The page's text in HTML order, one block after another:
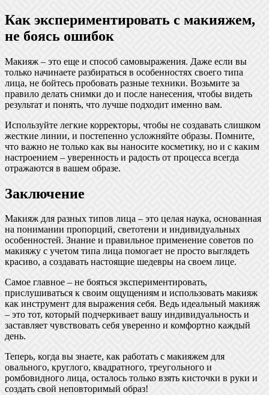
Как экспериментировать с макияжем,
не боясь ошибок
Макияж – это еще и способ самовыражения. Даже если вы
только начинаете разбираться в особенностях своего типа
лица, не бойтесь пробовать разные техники. Возьмите за
правило делать снимки до и после нанесения, чтобы видеть
результат и понять, что лучше подходит именно вам.
Используйте легкие корректоры, чтобы не создавать слишком
жесткие линии, и постепенно усложняйте образы. Помните,
что важно не только как вы наносите косметику, но и с каким
настроением – уверенность и радость от процесса всегда
отражаются в вашем образе.
Заключение
Макияж для разных типов лица – это целая наука, основанная
на понимании пропорций, светотени и индивидуальных
особенностей. Знание и правильное применение советов по
макияжу с учетом типа лица помогает не просто выглядеть
красиво, а создавать настоящие шедевры на своем лице.
Самое главное – не бояться экспериментировать,
прислушиваться к своим ощущениям и использовать макияж
как инструмент для выражения себя. Ведь идеальный макияж
– это тот, который подчеркивает вашу индивидуальность и
заставляет чувствовать себя уверенно и комфортно каждый
день.
Теперь, когда вы знаете, как работать с макияжем для
овального, круглого, квадратного, треугольного и
ромбовидного лица, осталось только взять кисточки в руки и
создать свой неповторимый образ!